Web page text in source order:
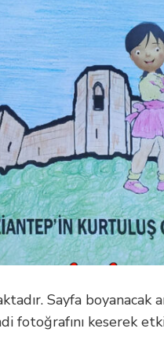
Sayfa boyanacak
fotoğrafını keserek